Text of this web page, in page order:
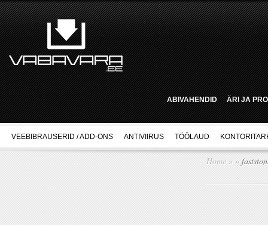
ABIVAHENDID ÄRI JA
VEEBIBRAUSERID / ADD-ONS ANTIVIIRUS TÖÖLAUD
Home » »